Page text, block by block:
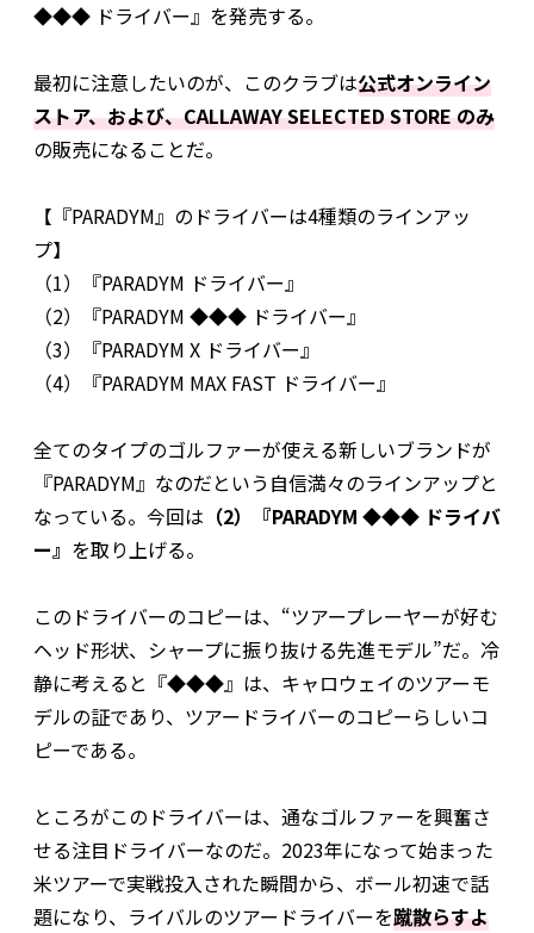
◆◆◆ ドライバー』を発売する。
最初に注意したいのが、このクラブは公式オンライン
ストア、および、CALLAWAY SELECTED STORE のみ
の販売になることだ。
【『PARADYM』のドライバーは4種類のラインアッ
プ】
（1）『PARADYM ドライバー』
（2）『PARADYM ◆◆◆ ドライバー』
（3）『PARADYM X ドライバー』
（4）『PARADYM MAX FAST ドライバー』
全てのタイプのゴルファーが使える新しいブランドが
『PARADYM』なのだという自信満々のラインアップと
なっている。今回は （2）『PARADYM ◆◆◆ ドライバ
ー』 を取り上げる。
このドライバーのコピーは、“ツアープレーヤーが好む
ヘッド形状、シャープに振り抜ける先進モデル”だ。冷
静に考えると『◆◆◆』は、キャロウェイのツアーモ
デルの証であり、ツアードライバーのコピーらしいコ
ピーである。
ところがこのドライバーは、通なゴルファーを興奮さ
せる注目ドライバーなのだ。2023年になって始まった
米ツアーで実戦投入された瞬間から、ボール初速で話
題になり、ライバルのツアードライバーを蹴散らすよ